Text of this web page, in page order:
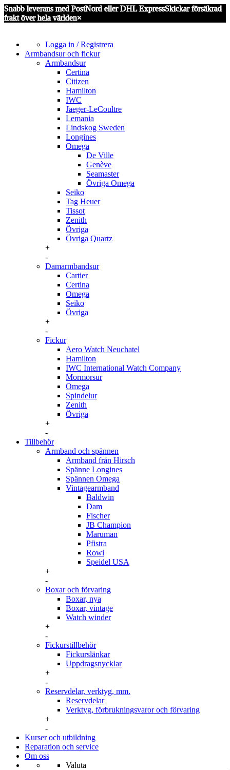
Snabb leverans med PostNord eller DHL ExpressSkickar försäkrad
frakt över hela världen×
Logga in / Registrera
Armbandsur och fickur
Armbandsur
Certina
Citizen
Hamilton
IWC
Jaeger-LeCoultre
Lemania
Lindskog Sweden
Longines
Omega
De Ville
Genève
Seamaster
Övriga Omega
Seiko
Tag Heuer
Tissot
Zenith
Övriga
Övriga Quartz
+
-
Damarmbandsur
Cartier
Certina
Omega
Seiko
Övriga
+
-
Fickur
Aero Watch Neuchatel
Hamilton
IWC International Watch Company
Mormorsur
Omega
Spindelur
Zenith
Övriga
+
-
Tillbehör
Armband och spännen
Armband från Hirsch
Spänne Longines
Spännen Omega
Vintagearmband
Baldwin
Dam
Fischer
JB Champion
Maruman
Pfistra
Rowi
Speidel USA
+
-
Boxar och förvaring
Boxar, nya
Boxar, vintage
Watch winder
+
-
Fickurstillbehör
Fickurslänkar
Uppdragsnycklar
+
-
Reservdelar, verktyg, mm.
Reservdelar
Verktyg, förbrukningsvaror och förvaring
+
-
Kurser och utbildning
Reparation och service
Om oss
Valuta